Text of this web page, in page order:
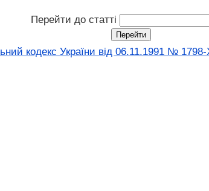
Перейти до статті
кодекс України від 06.11.1991 №